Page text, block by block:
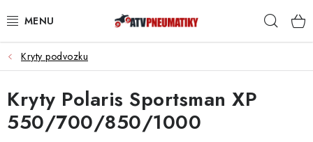
na
PNEUMATIKY
DISKY
ROZŠIROVACIE PODLOŽKY
Kryty podvozku
Kryty Polaris Sportsman XP
550/700/850/1000